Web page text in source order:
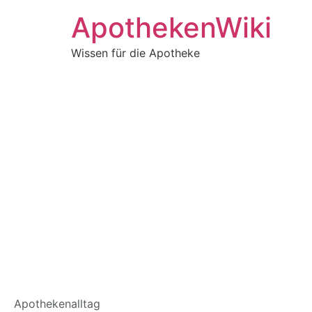
ApothekenWiki
Wissen für die Apotheke
Apothekenalltag11701985 –